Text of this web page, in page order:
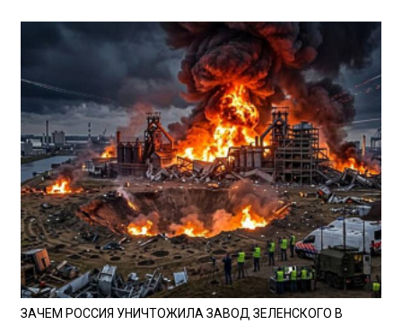
ЗАЧЕМ РОССИЯ УНИЧТОЖИЛА ЗАВОД ЗЕЛЕНСКОГО В